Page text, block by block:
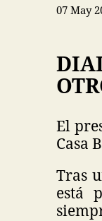
07 May
El
Casa
Tras
está